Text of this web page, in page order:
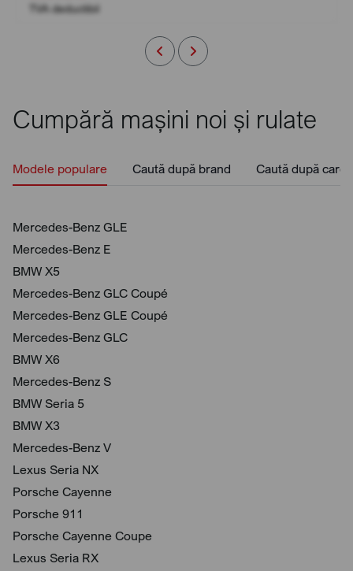
TVA deductibil
Cumpără mașini noi și rulate
Modele populare Caută după brand Caută după
Mercedes-Benz GLE
Mercedes-Benz E
BMW X5
Mercedes-Benz GLC Coupé
Mercedes-Benz GLE Coupé
Mercedes-Benz GLC
BMW X6
Mercedes-Benz S
BMW Seria 5
BMW X3
Mercedes-Benz V
Lexus Seria NX
Porsche Cayenne
Porsche 911
Porsche Cayenne Coupe
Lexus Seria RX